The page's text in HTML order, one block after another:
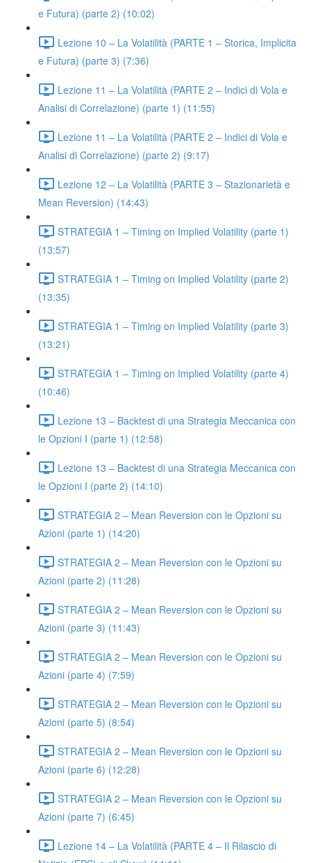
e Futura) (parte 2) (10:02)
Lezione 10 – La Volatilità (PARTE 1 – Storica, Implicita
e Futura) (parte 3) (7:36)
Lezione 11 – La Volatilità (PARTE 2 – Indici di Vola e
Analisi di Correlazione) (parte 1) (11:55)
Lezione 11 – La Volatilità (PARTE 2 – Indici di Vola e
Analisi di Correlazione) (parte 2) (9:17)
Lezione 12 – La Volatilità (PARTE 3 – Stazionarietà e
Mean Reversion) (14:43)
STRATEGIA 1 – Timing on Implied Volatility (parte 1)
(13:57)
STRATEGIA 1 – Timing on Implied Volatility (parte 2)
(13:35)
STRATEGIA 1 – Timing on Implied Volatility (parte 3)
(13:21)
STRATEGIA 1 – Timing on Implied Volatility (parte 4)
(10:46)
Lezione 13 – Backtest di una Strategia Meccanica con
le Opzioni I (parte 1) (12:58)
Lezione 13 – Backtest di una Strategia Meccanica con
le Opzioni I (parte 2) (14:10)
STRATEGIA 2 – Mean Reversion con le Opzioni su
Azioni (parte 1) (14:20)
STRATEGIA 2 – Mean Reversion con le Opzioni su
Azioni (parte 2) (11:28)
STRATEGIA 2 – Mean Reversion con le Opzioni su
Azioni (parte 3) (11:43)
STRATEGIA 2 – Mean Reversion con le Opzioni su
Azioni (parte 4) (7:59)
STRATEGIA 2 – Mean Reversion con le Opzioni su
Azioni (parte 5) (8:54)
STRATEGIA 2 – Mean Reversion con le Opzioni su
Azioni (parte 6) (12:28)
STRATEGIA 2 – Mean Reversion con le Opzioni su
Azioni (parte 7) (6:45)
Lezione 14 – La Volatilità (PARTE 4 – Il Rilascio di